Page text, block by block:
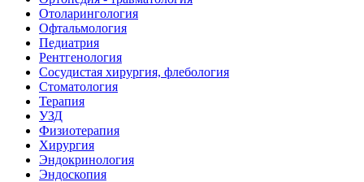
Отоларингология
Офтальмология
Педиатрия
Рентгенология
Сосудистая хирургия, флебология
Стоматология
Терапия
УЗД
Физиотерапия
Хирургия
Эндокринология
Эндоскопия